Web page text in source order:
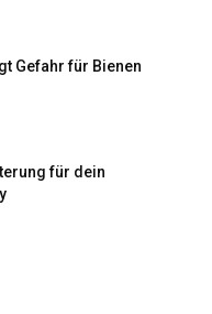
Gefahr für Bienen
für dein